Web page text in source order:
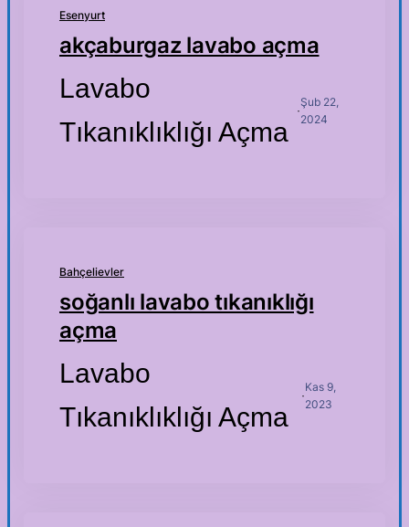
Esenyurt
akçaburgaz lavabo açma
Lavabo
Tıkanıklıklığı Açma
·
Şub 22,
2024
Bahçelievler
soğanlı lavabo tıkanıklığı
açma
Lavabo
Tıkanıklıklığı Açma
·
Kas 9,
2023